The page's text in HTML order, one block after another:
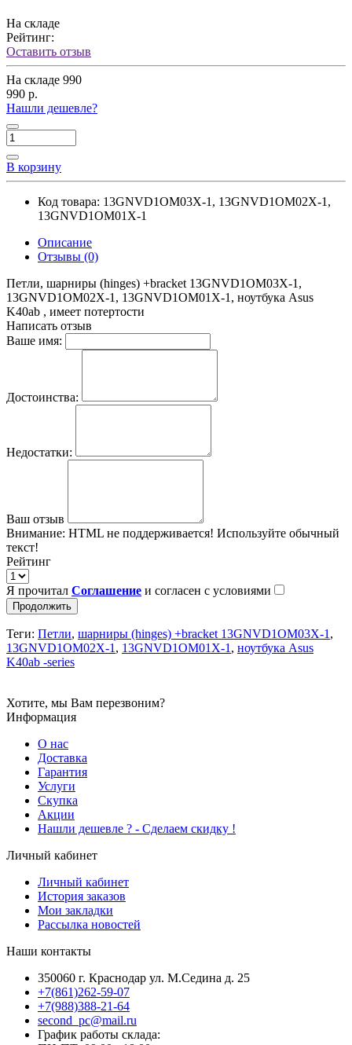
На складе
Рейтинг:
Оставить отзыв
На складе 990
990 р.
Нашли дешевле?
В корзину
Код товара: 13GNVD1OM03X-1, 13GNVD1OM02X-1,
13GNVD1OM01X-1
Описание
Отзывы (0)
Петли, шарниры (hinges) +bracket 13GNVD1OM03X-1,
13GNVD1OM02X-1, 13GNVD1OM01X-1, ноутбука Asus
K40ab , имеет потертости
Написать отзыв
Ваше имя:
Достоинства:
Недостатки:
Ваш отзыв
Внимание: HTML не поддерживается! Используйте обычный
текст!
Рейтинг
Я прочитал Соглашение и согласен с условиями
Продолжить
Теги: Петли, шарниры (hinges) +bracket 13GNVD1OM03X-1 ,
13GNVD1OM02X-1 , 13GNVD1OM01X-1 , ноутбука Asus
K40ab -series
Хотите, мы Вам перезвоним?
Информация
О нас
Доставка
Гарантия
Услуги
Скупка
Акции
Hашли дешевле ? - Сделаем скидку !
Личный кабинет
Личный кабинет
История заказов
Мои закладки
Рассылка новостей
Наши контакты
350060 г. Краснодар ул. М.Седина д. 25
+7(861)262-59-07
+7(988)388-21-64
second_pc@mail.ru
График работы склада: